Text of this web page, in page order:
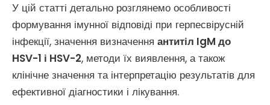
У цій статті детально розглянемо особливості
формування імунної відповіді при герпесвірусній
інфекції, значення визначення антитіл IgM до
HSV-1 і HSV-2, методи їх виявлення, а також
клінічне значення та інтерпретацію результатів для
ефективної діагностики і лікування.